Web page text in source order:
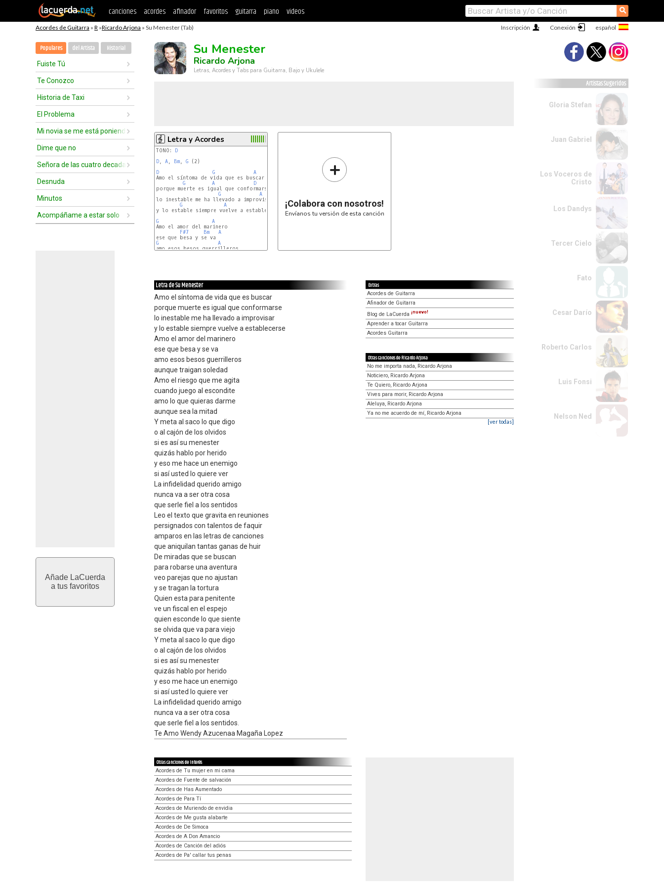
canciones acordes afinador favoritos guitarra piano videos ⚲
Acordes de Guitarra » R »Ricardo Arjona » Su Menester (Tab) Conexión
Inscripción
Populares del Artista Historial
Fuiste Tú
Te Conozco
Historia de Taxi
El Problema
Mi novia se me está poniendo vieja
Dime que no
Señora de las cuatro decadas
Desnuda
Minutos
Acompáñame a estar solo
Añade LaCuerda
a tus favoritos
Su Menester
Ricardo Arjona
Letras, Acordes y Tabs para Guitarra, Bajo y Ukulele
Letra y Acordes
TONO: D
D, A, Bm, G (2)
D
G
A
Amo el síntoma de vida que es buscar
G
A
D
porque muerte es igual que conformarse
G
A
lo inestable me ha llevado a improvisar
G
A
y lo estable siempre vuelve a establecerse
G
A
Amo el amor del marinero
F#7
Bm
A
G
A
amo esos besos guerrilleros
+
¡Colabora con nosotros!
Envíanos tu versión de esta canción
Letra de Su Menester
Amo el síntoma de vida que es buscar
porque muerte es igual que conformarse
lo inestable me ha llevado a improvisar
y lo estable siempre vuelve a establecerse
Amo el amor del marinero
ese que besa y se va
amo esos besos guerrilleros
aunque traigan soledad
Amo el riesgo que me agita
cuando juego al escondite
amo lo que quieras darme
aunque sea la mitad
Y meta al saco lo que digo
o al cajón de los olvidos
si es así su menester
quizás hablo por herido
y eso me hace un enemigo
si así usted lo quiere ver
La infidelidad querido amigo
nunca va a ser otra cosa
que serle fiel a los sentidos
Leo el texto que gravita en reuniones
persignados con talentos de faquir
amparos en las letras de canciones
que aniquilan tantas ganas de huir
De miradas que se buscan
para robarse una aventura
veo parejas que no ajustan
y se tragan la tortura
Quien esta para penitente
ve un fiscal en el espejo
quien esconde lo que siente
se olvida que va para viejo
Y meta al saco lo que digo
o al cajón de los olvidos
si es así su menester
quizás hablo por herido
y eso me hace un enemigo
si así usted lo quiere ver
La infidelidad querido amigo
nunca va a ser otra cosa
que serle fiel a los sentidos.
Te Amo Wendy Azucenaa Magaña Lopez
Extras
Acordes de Guitarra
Afinador de Guitarra
Blog de LaCuerda ¡nuevo!
Aprender a tocar Guitarra
Acordes Guitarra
Otras canciones de Ricardo Arjona
No me importa nada, Ricardo Arjona
Noticiero, Ricardo Arjona
Te Quiero, Ricardo Arjona
Vives para morir, Ricardo Arjona
Aleluya, Ricardo Arjona
Ya no me acuerdo de mí, Ricardo Arjona
[ver todas]
Otras canciones de interés
Acordes de Tu mujer en mi cama
Acordes de Fuente de salvación
Acordes de Has Aumentado
Acordes de Para Tí
Acordes de Muriendo de envidia
Acordes de Me gusta alabarte
Acordes de De Simoca
Acordes de A Don Amancio
Acordes de Canción del adiós
Acordes de Pa' callar tus penas
Artistas Sugeridos
Gloria Stefan
Juan Gabriel
Los Voceros de
Cristo
Los Dandys
Tercer Cielo
Fato
Cesar Darío
Roberto Carlos
Luis Fonsi
Nelson Ned